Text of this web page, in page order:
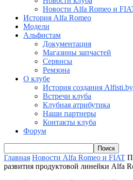
Новости Alfa Romeo и
История Alfa Romeo
Модели
Альфистам
Документация
Магазины запчастей
Сервисы
Ремзона
О клубе
История создания Alfisti.by
Встречи клуба
Клубная атрибутика
Наши партнеры
Контакты клуба
Форум
Главная Новости Alfa Romeo и FIAT
развития продуктовой линейки Alfa